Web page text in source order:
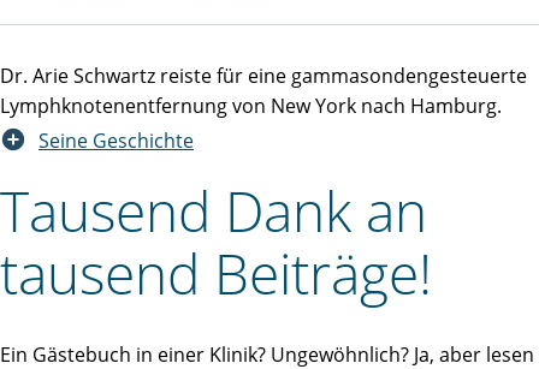
Dr. Arie Schwartz reiste für eine gammasondengesteuerte
Lymphknotenentfernung von New York nach Hamburg.
Seine Geschichte
Tausend Dank an
tausend Beiträge!
Ein Gästebuch in einer Klinik? Ungewöhnlich? Ja, aber lesen